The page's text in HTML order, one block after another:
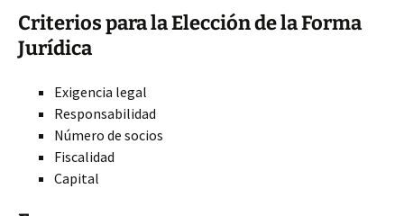
Criterios para la Elección de la Forma
Jurídica
Exigencia legal
Responsabilidad
Número de socios
Fiscalidad
Capital